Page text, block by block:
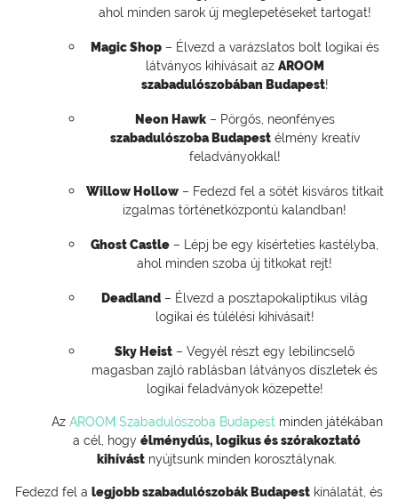
ahol minden sarok új meglepetéseket tartogat!
Magic Shop– Élvezd a varázslatos bolt logikai és
látványos kihívásait az AROOM
szabadulószobában Budapest!
Neon Hawk– Pörgős, neonfényes
szabadulószoba Budapestélmény kreatív
feladványokkal!
Willow Hollow– Fedezd fel a sötét kisváros titkait
izgalmas történetközpontú kalandban!
Ghost Castle – Lépj be egy kísérteties kastélyba,
ahol minden szoba új titkokat rejt!
Deadland – Élvezd a posztapokaliptikus világ
logikai és túlélési kihívásait!
Sky Heist – Vegyél részt egy lebilincselő
magasban zajló rablásban látványos díszletek és
logikai feladványok közepette!
Az AROOM Szabadulószoba Budapest minden játékában
a cél, hogy élménydús, logikus és szórakoztató
kihívást nyújtsunk minden korosztálynak.
Fedezd fel a legjobb szabadulószobák Budapest kínálatát, és